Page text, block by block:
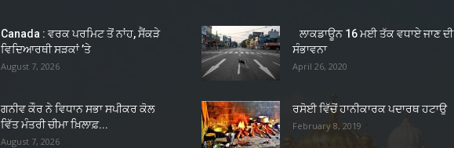
Canada : ਵਰਕ ਪਰਮਿਟ ਤੋਂ ਨਾਂਹ, ਸੈਂਕੜੇ
ਵਿਦਿਆਰਥੀ ਸੜਕਾਂ ’ਤੇ
August 7, 2026
ਗਨੀਵ ਕੌਰ ਨੇ ਵਿਧਾਨ ਸਭਾ ਸਪੀਕਰ ਕੋਲ
ਵਿੱਤ ਮੰਤਰੀ ਚੀਮਾ ਖ਼ਿਲਾਫ਼...
August 7, 2026
ਲਾਕਡਾਊਨ 16 ਮਈ ਤੱਕ ਵਧਾਏ ਜਾਣ ਦੀ
ਸੰਭਾਵਨਾ
April 26, 2020
ਰਸੋਈ ਵਿੱਚੋਂ ਹਾਨੀਕਾਰਕ ਪਦਾਰਥ ਹਟਾਉ
February 8, 2019